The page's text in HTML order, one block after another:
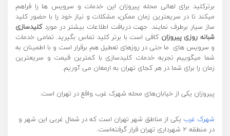
برترکلید برای اهالی محله پیروزان این خدمات و سرویس ها را فراهم
میکند تا در سریعترین زمان ممکن، مشکلات و نیاز خود را با حضور کلید
ساز سیار برطرف نمایند. جهت دریافت اطلاعات بیشتر در مورد کلیدسازی
شبانه روزی پیروزان کافی است با برتر کلید تماس بگیرید. تمامی خدمات
و سرویس های ما حتی در روزهای تعطیل هم برقرار است و با اطمینان به
شما میگوییم تجربه خدمات کلیدسازی با کمترین قیمت و سریعترین
زمان را برای شما در هر کجای تهران به ارمغان می آوریم.
پیروزان یکی از خیابان‌های محله شهرک غرب واقع در تهران است.
شهرک غرب یکی از مناطق شهر تهران است که در شمال غربی این شهر و
در منطقه ۲ شهرداری تهران قرار گرفته‌است.